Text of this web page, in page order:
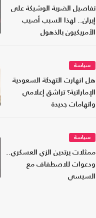
تفاصيل الضربة الوشيكة على
إيران.. لهذا السبب أصيب
الأمريكيون بالذهول
سياسة
هل انهارت التهدئة السعودية
الإماراتية؟ تراشق إعلامي
واتهامات جديدة
سياسة
ممثلات يرتدين الزي العسكري..
ودعوات للاصطفاف مع
السيسي